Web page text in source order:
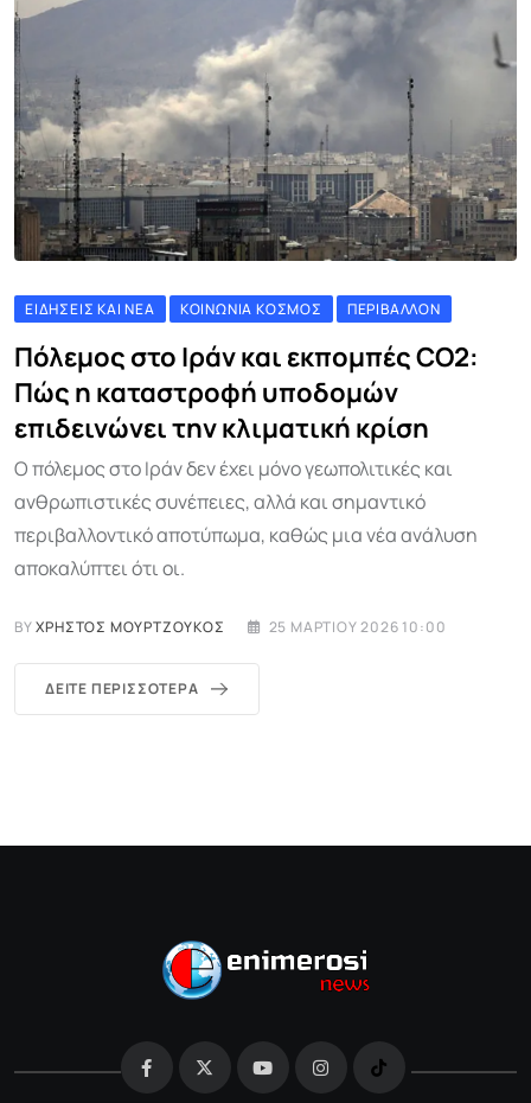
ΕΙΔΉΣΕΙΣ ΚΑΙ ΝΈΑ ΚΟΙΝΩΝΊΑ ΚΌΣΜΟΣ ΠΕΡΙΒΆΛΛΟΝ
Πόλεμος στο Ιράν και εκπομπές CO2:
Πώς η καταστροφή υποδομών
επιδεινώνει την κλιματική κρίση
Ο πόλεμος στο Ιράν δεν έχει μόνο γεωπολιτικές και
ανθρωπιστικές συνέπειες, αλλά και σημαντικό
περιβαλλοντικό αποτύπωμα, καθώς μια νέα ανάλυση
αποκαλύπτει ότι οι.
BYΧΡΉΣΤΟΣ ΜΟΥΡΤΖΟΎΚΟΣ 25 ΜΑΡΤΊΟΥ 2026 10:00
ΔΕΊΤΕ ΠΕΡΙΣΣΌΤΕΡΑ